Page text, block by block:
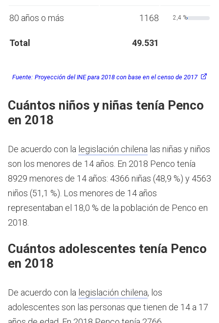
80 años o más 1168 2,4 %
Total 49.531
Fuente: Proyección del INE para 2018 con base en el censo de 2017
Cuántos niños y niñas tenía Penco
en 2018
De acuerdo con la legislación chilena las niñas y niños
son los menores de 14 años. En 2018 Penco tenía
8929 menores de 14 años: 4366 niñas (48,9 %) y 4563
niños (51,1 %). Los menores de 14 años
representaban el 18,0 % de la población de Penco en
2018.
Cuántos adolescentes tenía Penco
en 2018
De acuerdo con la legislación chilena, los
adolescentes son las personas que tienen de 14 a 17